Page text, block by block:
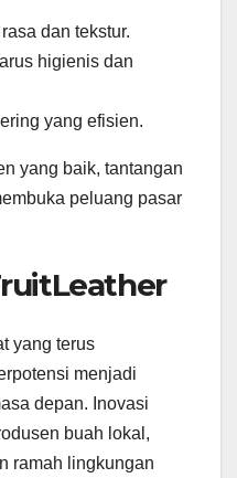
dan tekstur.
higienis dan
yang efisien.
yang baik, tantangan
peluang pasar
yang terus
menjadi
depan. Inovasi
buah lokal,
ramah lingkungan